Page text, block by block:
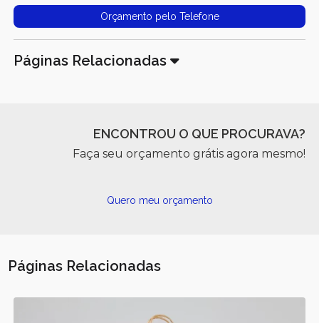
Orçamento pelo Telefone
Páginas Relacionadas
ENCONTROU O QUE PROCURAVA?
Faça seu orçamento grátis agora mesmo!
Quero meu orçamento
Páginas Relacionadas